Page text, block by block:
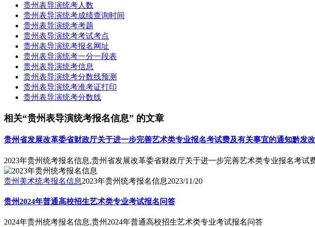
贵州表导演统考人数
贵州表导演统考成绩查询时间
贵州表导演统考考题
贵州表导演统考考试考点
贵州表导演统考报名网址
贵州表导演统考一分一段表
贵州表导演统考信息
贵州表导演统考分数线预测
贵州表导演统考准考证打印
贵州表导演统考分数线
相关“贵州表导演统考报名信息” 的文章
贵州省发展改革委省财政厅关于进一步完善艺术类专业报名考试费及有关事宜的通知黔发
2023年贵州统考报名信息,贵州省发展改革委省财政厅关于进一步完善艺术类专业报名考试
贵州美术统考报名信息2023年贵州统考报名信息2023/11/20
贵州2024年普通高校招生艺术类专业考试报名问答
2024年贵州统考报名信息,贵州2024年普通高校招生艺术类专业考试报名问答